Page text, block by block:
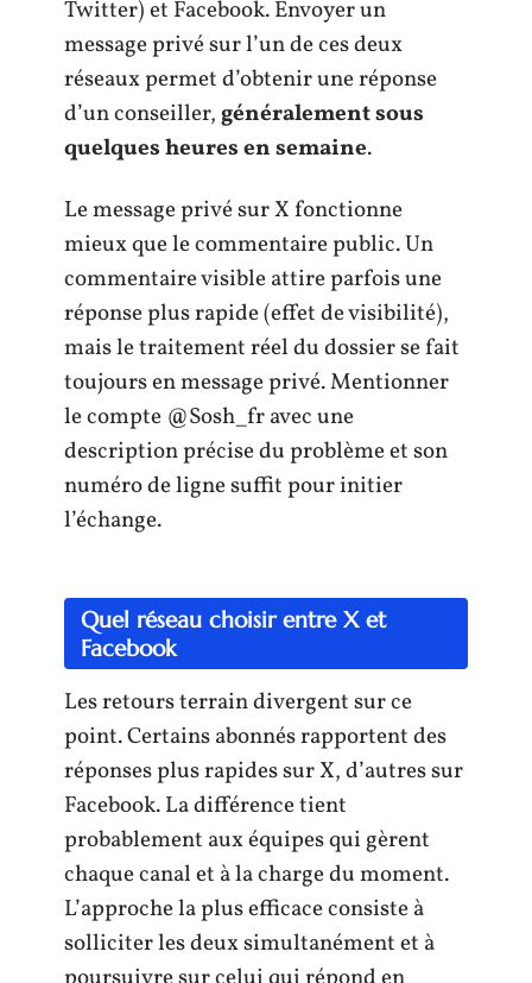
Twitter) et Facebook. Envoyer un
message privé sur l’un de ces deux
réseaux permet d’obtenir une réponse
d’un conseiller,généralement sous
quelques heures en semaine.
Le message privé sur X fonctionne
mieux que le commentaire public. Un
commentaire visible attire parfois une
réponse plus rapide (effet de visibilité),
mais le traitement réel du dossier se fait
toujours en message privé. Mentionner
le compte @Sosh_fr avec une
description précise du problème et son
numéro de ligne suffit pour initier
l’échange.
Quel réseau choisir entre X et
Facebook
Les retours terrain divergent sur ce
point. Certains abonnés rapportent des
réponses plus rapides sur X, d’autres sur
Facebook. La différence tient
probablement aux équipes qui gèrent
chaque canal et à la charge du moment.
L’approche la plus efficace consiste à
solliciter les deux simultanément et à